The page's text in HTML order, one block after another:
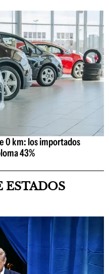
0 km: los importados
43%
ESTADOS